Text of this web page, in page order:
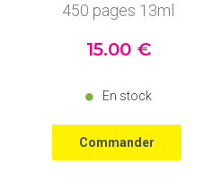
450 pages 13ml
15.00 €
En stock